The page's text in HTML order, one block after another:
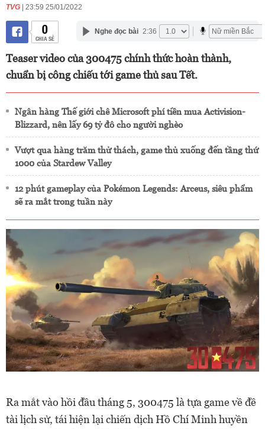
TVG | 23:59 25/01/2022
0
CHIA SẺ
Nghe đọc bài 2:36
Teaser video của 300475 chính thức hoàn thành,
chuẩn bị công chiếu tới game thủ sau Tết.
Ngân hàng Thế giới chê Microsoft phí tiền mua Activision-
Blizzard, nên lấy 69 tỷ đô cho người nghèo
Vượt qua hàng trăm thử thách, game thủ xuống đến tầng thứ
1000 của Stardew Valley
12 phút gameplay của Pokémon Legends: Arceus, siêu phẩm
sẽ ra mắt trong tuần này
Ra mắt vào hồi đầu tháng 5, 300475 là tựa game về đề
tài lịch sử, tái hiện lại chiến dịch Hồ Chí Minh huyền